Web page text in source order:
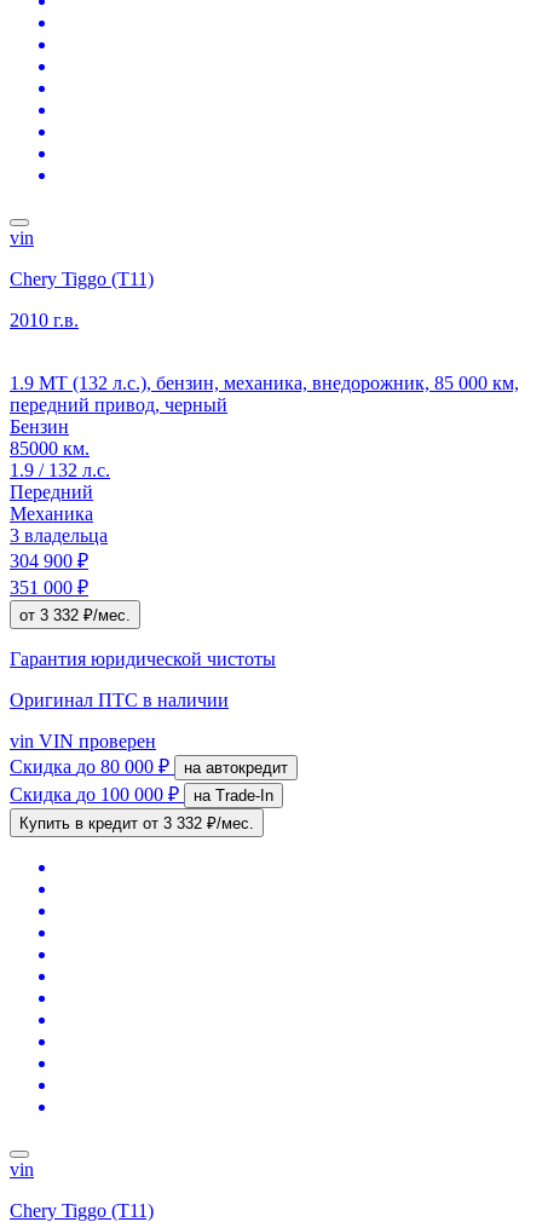
vin
Chery Tiggo (T11)
2010 г.в.
1.9 MT (132 л.с.), бензин, механика, внедорожник, 85 000 км,
передний привод, черный
Бензин
85000 км.
1.9 / 132 л.с.
Передний
Механика
3 владельца
304 900 ₽
351 000 ₽
от 3 332 ₽/мес.
Гарантия юридической чистоты
Оригинал ПТС в наличии
vin VIN проверен
Скидка до 80 000 ₽ на автокредит
Скидка до 100 000 ₽
на Trade-In
Купить в кредит от 3 332 ₽/мес.
vin
Chery Tiggo (T11)